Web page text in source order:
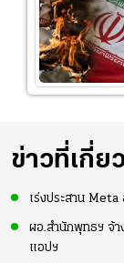
ข่าวที่เกี่ย
เร่งประสาน
ผอ.สำนักพุทธฯ จ้า
แอปฯ